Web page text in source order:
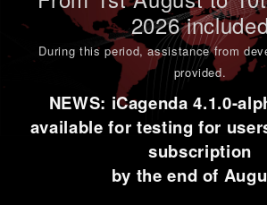
2026
During this period,assistance from
provided.
NEWS: iCagenda 4.1.0-
available for testing for
subscription
by the end of